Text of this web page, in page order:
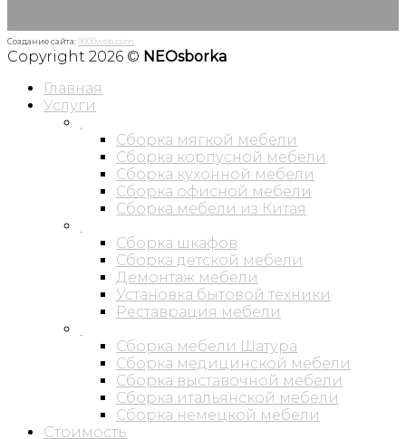
Создание сайта:9000web.com
Copyright 2026 © NEOsborka
Главная
Услуги
.
Сборка мягкой мебели
Сборка корпусной мебели
Сборка кухонной мебели
Сборка офисной мебели
Сборка мебели из Китая
.
Сборка шкафов
Сборка детской мебели
Демонтаж мебели
Установка бытовой техники
Реставрация мебели
.
Сборка мебели Шатура
Сборка медицинской мебели
Сборка выставочной мебели
Сборка итальянской мебели
Сборка немецкой мебели
Стоимость